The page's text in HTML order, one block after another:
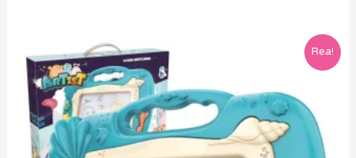
Rea!
ursprungliga
priset
var:
539 kr.
Det
nuvarande
priset
är:
379 kr.